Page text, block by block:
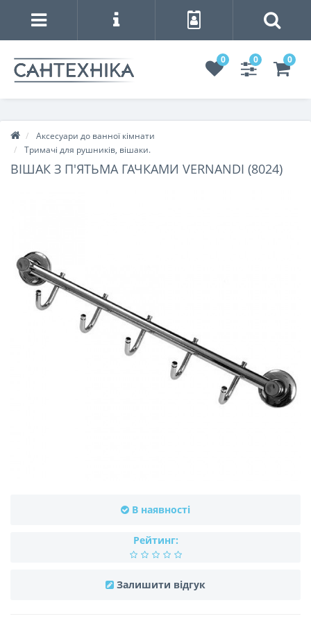
0 0 0
Аксесуари до ванної кімнати
Тримачі для рушників, вішаки.
ВІШАК З П'ЯТЬМА ГАЧКАМИ VERNANDI (8024)
В наявності
Рейтинг:
Залишити відгук